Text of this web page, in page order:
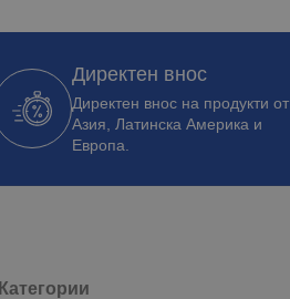
Директен внос
Директен внос на продукти от
Азия, Латинска Америка и
Европа.
Категории